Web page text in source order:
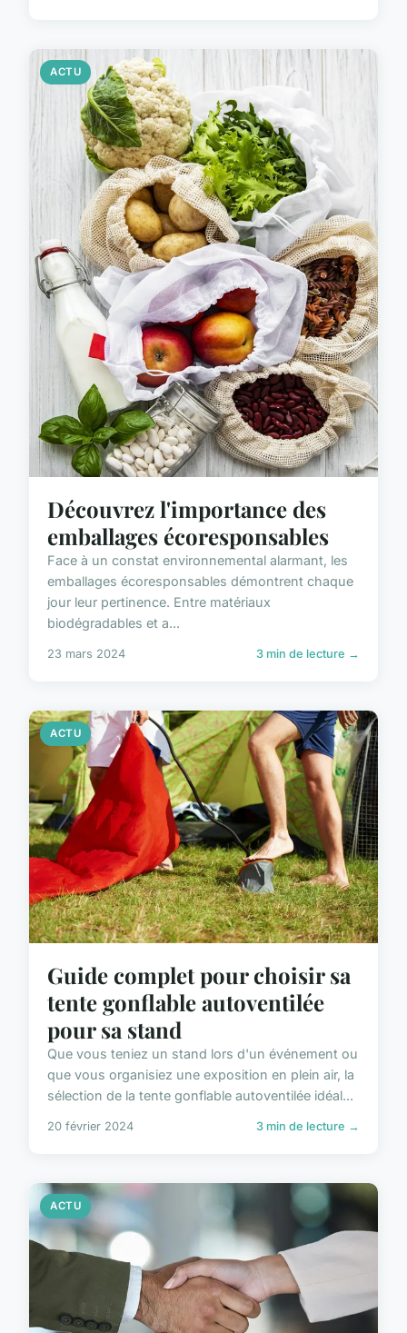
ACTU
Découvrez l'importance des
emballages écoresponsables
Face à un constat environnemental alarmant, les
emballages écoresponsables démontrent chaque
jour leur pertinence. Entre matériaux
biodégradables et a...
23 mars 2024 3 min de lecture →
ACTU
Guide complet pour choisir sa
tente gonflable autoventilée
pour sa stand
Que vous teniez un stand lors d'un événement ou
que vous organisiez une exposition en plein air, la
sélection de la tente gonflable autoventilée idéal...
20 février 2024 3 min de lecture →
ACTU